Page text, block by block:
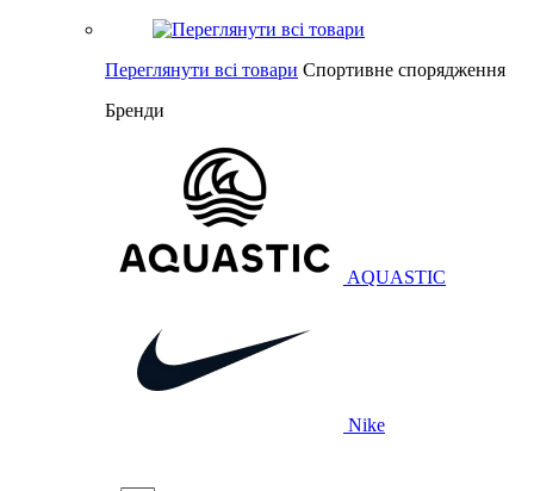
Переглянути всі товари Спортивне спорядження
Бренди
AQUASTIC
Nike